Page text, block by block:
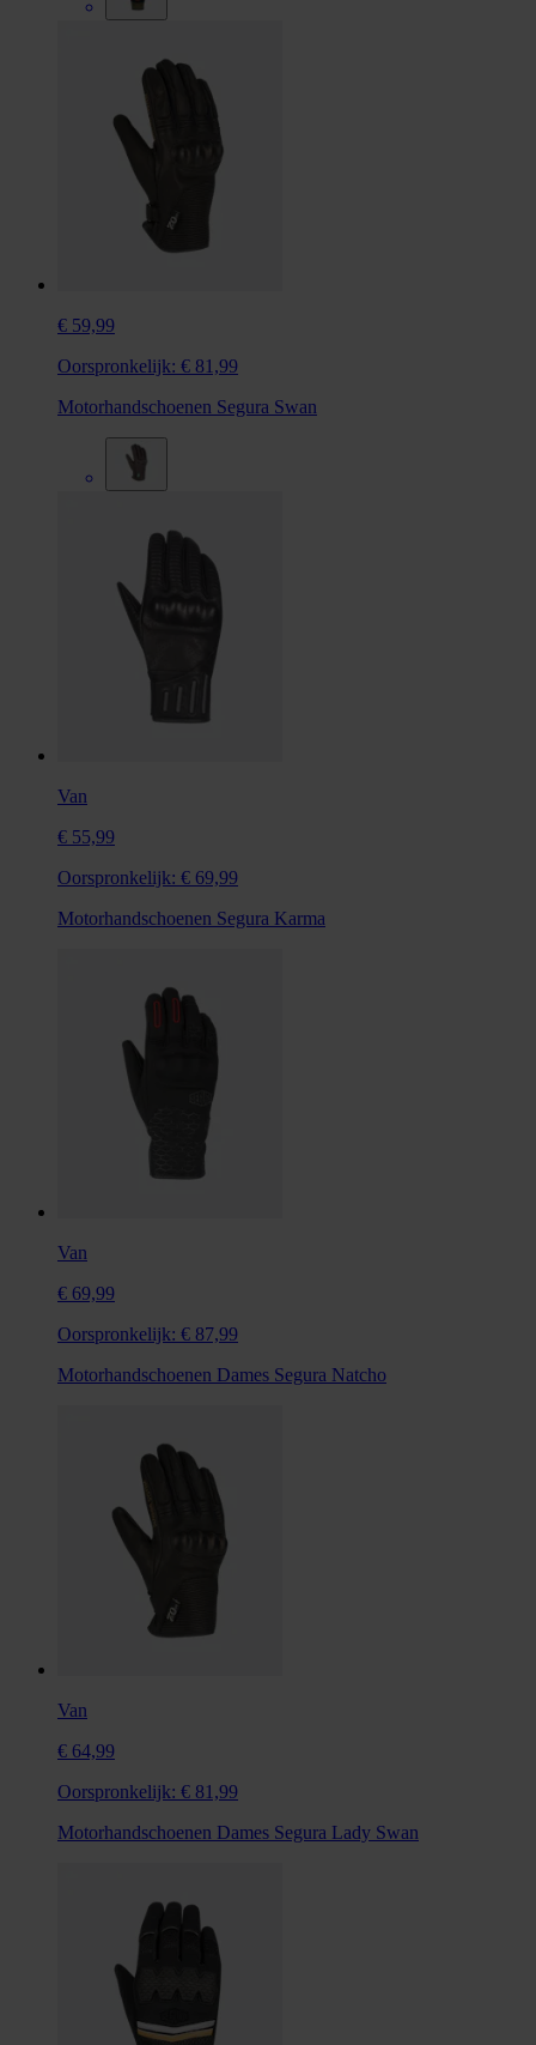
€ 59,99
Oorspronkelijk: € 81,99
Motorhandschoenen Segura Swan
Van
€ 55,99
Oorspronkelijk: € 69,99
Motorhandschoenen Segura Karma
Van
€ 69,99
Oorspronkelijk: € 87,99
Motorhandschoenen Dames Segura Natcho
Van
€ 64,99
Oorspronkelijk: € 81,99
Motorhandschoenen Dames Segura Lady Swan